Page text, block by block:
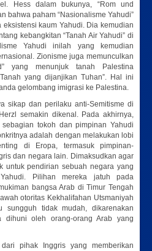
Hess dalam bukunya, “Rom und
bahwa paham “Nasionalisme Yahudi”
kaum Yahudi. Dia kemudian
kebangkitan “Tanah Air Yahudi” di
Yahudi inilah yang kemudian
Zionisme juga memunculkan
yang menunjuk tanah Palestina
yang dijanjikan Tuhan”. Hal ini
gelombang imigrasi ke Palestina.
sikap dan perilaku anti-Semitisme di
semakin dikenal. Pada akhirnya,
tokoh dan pimpinan Yahudi
adalah dengan melakukan lobi
di Eropa, termasuk pimpinan-
dan negara lain. Dimaksudkan agar
untuk pendirian sebuah negara yang
Pilihan mereka jatuh pada
bangsa Arab di Timur Tengah
otoritas Kekhalifahan Utsmaniyah
tidak mudah, dikarenakan
dihuni oleh orang-orang Arab yang
pihak Inggris yang memberikan